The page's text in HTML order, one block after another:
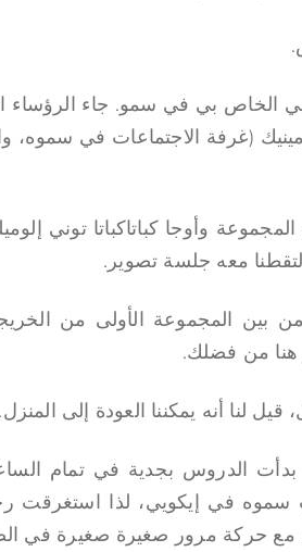
الخاص بي في سمو. جاء
(غرفة الاجتماعات في
معه جلسة تصوير.
بين المجموعة الأولى من
هنا من فضلك.
قيل لنا أنه يمكننا العودة إلى
سموه في إيكويي، لذا استغرقت